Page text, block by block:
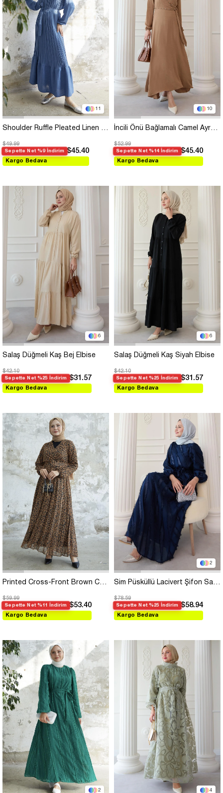
11
Shoulder Ruffle Pleated Linen Indigo Dress
$49.99
Sepette Net %9 İndirim $45.40
Kargo Bedava
10
İncili Önü Bağlamalı Camel Ayrobin Elbise
$52.99
Sepette Net %14 İndirim $45.40
Kargo Bedava
6
Salaş Düğmeli Kaş Bej Elbise
$42.10
Sepette Net %25 İndirim $31.57
Kargo Bedava
6
Salaş Düğmeli Kaş Siyah Elbise
$42.10
Sepette Net %25 İndirim $31.57
Kargo Bedava
Printed Cross-Front Brown Chiffon Dress
$59.99
Sepette Net %11 İndirim $53.40
Kargo Bedava
2
Sim Püsküllü Lacivert Şifon Saten Elbise
$78.59
Sepette Net %25 İndirim $58.94
Kargo Bedava
2 4